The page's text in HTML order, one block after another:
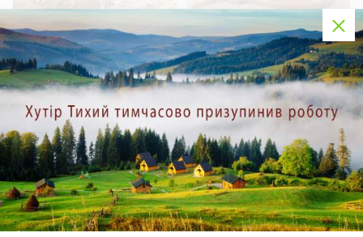
T76
T77